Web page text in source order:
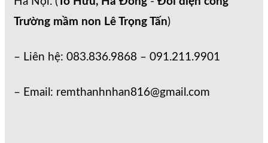
Trường mầm non Lê Trọng Tấn)
– Liên hệ: 083.836.9868 – 091.211.9901
– Email: remthanhnhan816@gmail.com